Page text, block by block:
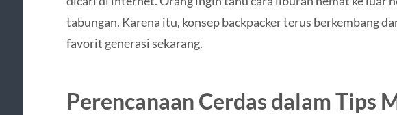
tabungan. Karena itu, konsep backpacker terus berkembang
favorit generasi sekarang.
Perencanaan Cerdas dalam Tips